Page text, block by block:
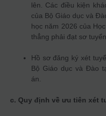
lên. Các điều kiện
của Bộ Giáo dục và
học năm 2026 của
thẳng phải đạt sơ
Hồ sơ đăng ký xét
Bộ Giáo dục và Đào
án.
c. Quy định về ưu tiên xét